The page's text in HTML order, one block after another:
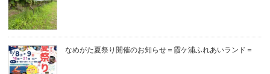
なめがた夏祭り開催のお知らせ＝霞ケ浦ふれあいランド＝